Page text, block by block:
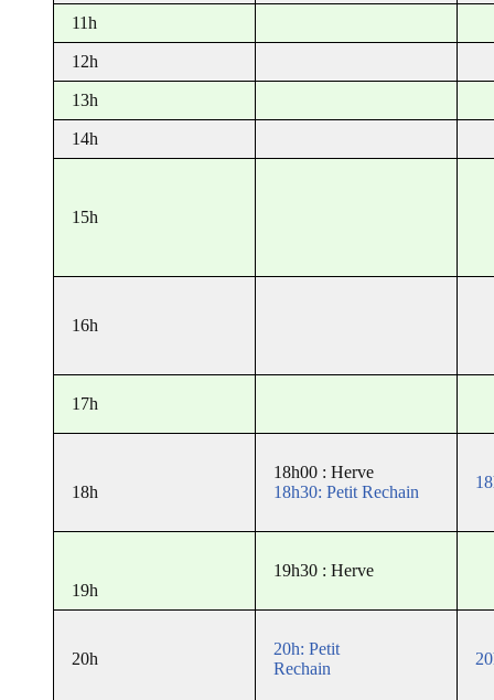
11h
12h
13h
14h
15h
16h
17h
18h
18h00 : Herve
18h30: Petit Rechain
19h
19h30 : Herve
20h
20h: Petit
Rechain